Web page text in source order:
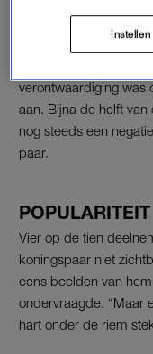
Het koninklijk gezin
verontwaardiging was
aan. Bijna de helft
nog steeds een
paar.
POPULARITEIT
Vier op de tien
koningspaar niet
eens beelden van
ondervraagde. “Maar
hart onder de riem
Instellen